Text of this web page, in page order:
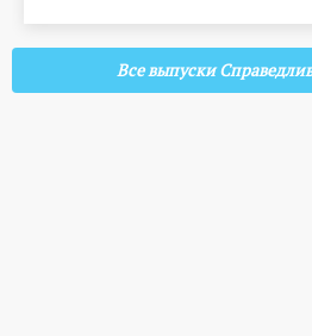
Все выпуски